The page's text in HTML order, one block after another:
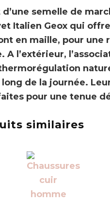
d’une semelle de
Italien Geox qui offre
en maille, pour
l’extérieur,
de la journée.
pour une tenue
similaires